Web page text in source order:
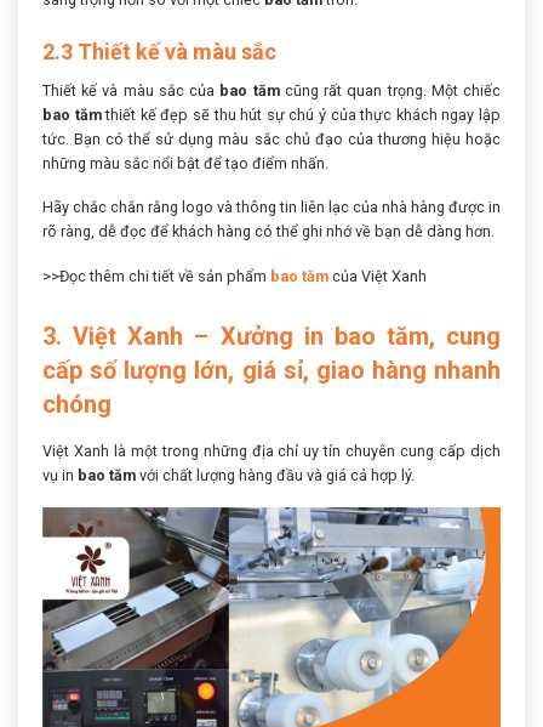
2.3 Thiết kế và màu sắc
Thiết kế và màu sắc của bao tămcũng rất quan trọng. Một chiếc
bao tămthiết kế đẹp sẽ thu hút sự chú ý của thực khách ngay lập
tức. Bạn có thể sử dụng màu sắc chủ đạo của thương hiệu hoặc
những màu sắc nổi bật để tạo điểm nhấn.
Hãy chắc chắn rằng logo và thông tin liên lạc của nhà hàng được in
rõ ràng, dễ đọc để khách hàng có thể ghi nhớ về bạn dễ dàng hơn.
>>Đọc thêm chi tiết về sản phẩm bao tăm của Việt Xanh
3. Việt Xanh – Xưởng in bao tăm, cung
cấp số lượng lớn, giá sỉ, giao hàng nhanh
chóng
Việt Xanh là một trong những địa chỉ uy tín chuyên cung cấp dịch
vụ in bao tăm với chất lượng hàng đầu và giá cả hợp lý.